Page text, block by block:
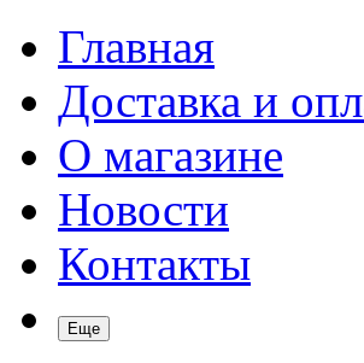
Главная
Доставка и
О магазине
Новости
Контакты
Еще